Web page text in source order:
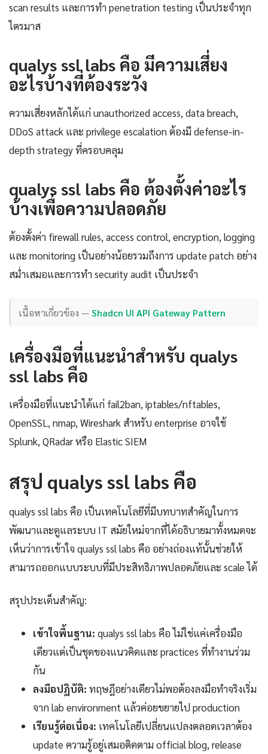
scan results และการทำ penetration testing เป็นประจำทุก
ไตรมาส
qualys ssl labs คือ มีความเสี่ยง
อะไรบ้างที่ต้องระวัง
ความเสี่ยงหลักได้แก่ unauthorized access, data breach,
DDoS attack และ privilege escalation ต้องมี defense-in-
depth strategy ที่ครอบคลุม
qualys ssl labs คือ ต้องตั้งค่าอะไร
บ้างเพื่อความปลอดภัย
ต้องตั้งค่า firewall rules, access control, encryption, logging
และ monitoring เป็นอย่างน้อยรวมถึงการ update patch อย่าง
สม่ำเสมอและการทำ security audit เป็นประจำ
เนื้อหาเกี่ยวข้อง —Shadcn UI API Gateway Pattern
เครื่องมือที่แนะนำสำหรับ qualys
ssl labs คือ
เครื่องมือที่แนะนำได้แก่ fail2ban, iptables/nftables,
OpenSSL, nmap, Wireshark สำหรับ enterprise อาจใช้
Splunk, QRadar หรือ Elastic SIEM
สรุป qualys ssl labs คือ
qualys ssl labs คือ เป็นเทคโนโลยีที่มีบทบาทสำคัญในการ
พัฒนาและดูแลระบบ IT สมัยใหม่จากที่ได้อธิบายมาทั้งหมดจะ
เห็นว่าการเข้าใจ qualys ssl labs คือ อย่างถ่องแท้นั้นช่วยให้
สามารถออกแบบระบบที่มีประสิทธิภาพปลอดภัยและ scale ได้
สรุปประเด็นสำคัญ:
เข้าใจพื้นฐาน: qualys ssl labs คือ ไม่ใช่แค่เครื่องมือ
เดียวแต่เป็นชุดของแนวคิดและ practices ที่ทำงานร่วม
กัน
ลงมือปฏิบัติ: ทฤษฎีอย่างเดียวไม่พอต้องลงมือทำจริงเริ่ม
จาก lab environment แล้วค่อยขยายไป production
เรียนรู้ต่อเนื่อง: เทคโนโลยีเปลี่ยนแปลงตลอดเวลาต้อง
update ความรู้อยู่เสมอติดตาม official blog, release